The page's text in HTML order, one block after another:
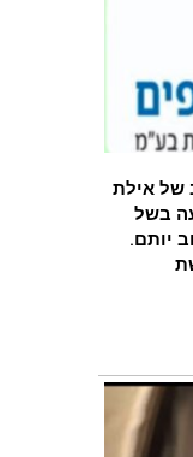
של אילת
בשל
יותם.